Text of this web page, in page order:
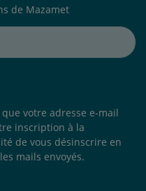
de Mazamet
votre adresse e-mail
inscription à la
de vous désinscrire en
mails envoyés.